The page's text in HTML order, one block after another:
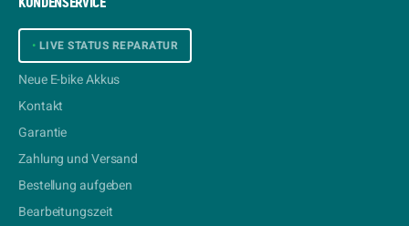
• LIVE STATUS REPARATUR
Neue E-bike Akkus
Kontakt
Garantie
Zahlung und Versand
Bestellung aufgeben
Bearbeitungszeit